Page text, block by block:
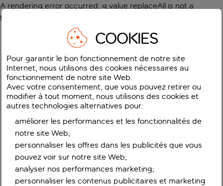
A rendering error occurred: g.value.replaceAll is not a
function
COOKIES
Pour garantir le bon fonctionnement de notre site
Internet, nous utilisons des cookies nécessaires au
fonctionnement de notre site Web.
Avec votre consentement, que vous pouvez retirer ou
modifier à tout moment, nous utilisons des cookies et
autres technologies alternatives pour:
améliorer les performances et les fonctionnalités de
notre site Web;
personnaliser les offres dans les publicités que vous
pouvez voir sur notre site Web;
analyser nos performances marketing;
personnaliser les contenus publicitaires et marketing